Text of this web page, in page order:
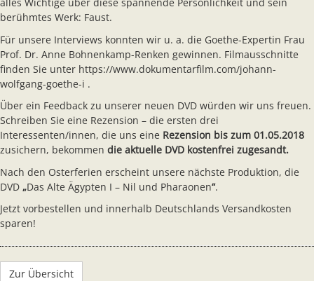
berühmtes Werk: Faust.
Für unsere Interviews konnten wir u. a. die Goethe-Expertin Frau
Prof. Dr. Anne Bohnenkamp-Renken gewinnen. Filmausschnitte
finden Sie unter https://www.dokumentarfilm.com/johann-
wolfgang-goethe-i .
Über ein Feedback zu unserer neuen DVD würden wir uns freuen.
Schreiben Sie eine Rezension – die ersten drei
Interessenten/innen, die uns eine Rezension bis zum 01.05.2018
zusichern, bekommen die aktuelle DVD kostenfrei zugesandt.
Nach den Osterferien erscheint unsere nächste Produktion, die
DVD „Das Alte Ägypten I – Nil und Pharaonen“.
Jetzt vorbestellen und innerhalb Deutschlands Versandkosten
sparen!
Zur Übersicht